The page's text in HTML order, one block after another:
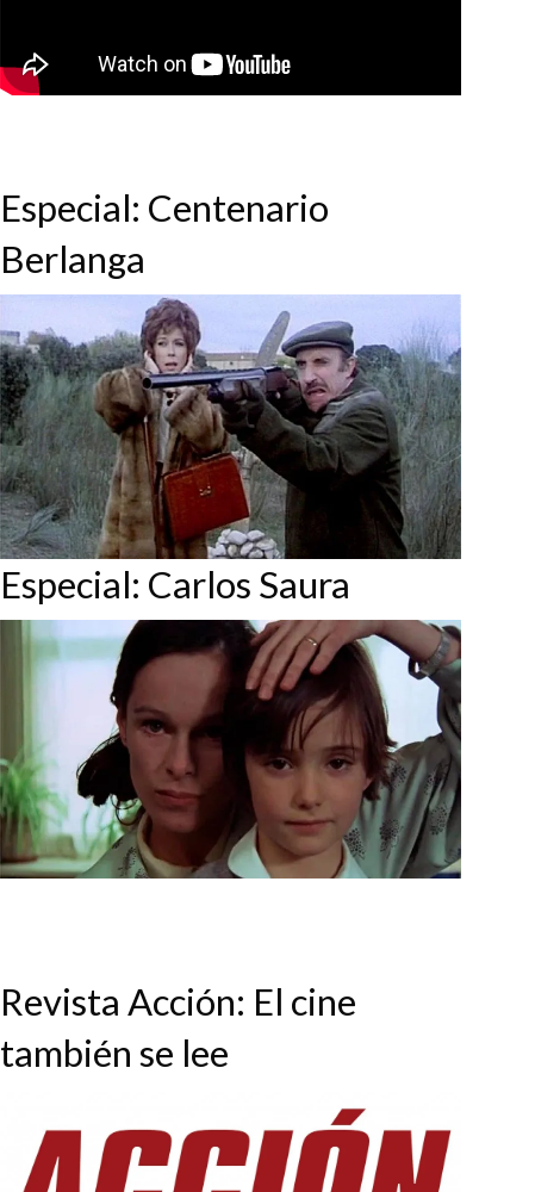
Especial: Centenario
Berlanga
Especial: Carlos Saura
Revista Acción: El cine
también se lee